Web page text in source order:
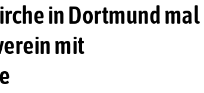
in Dortmund mal
mit